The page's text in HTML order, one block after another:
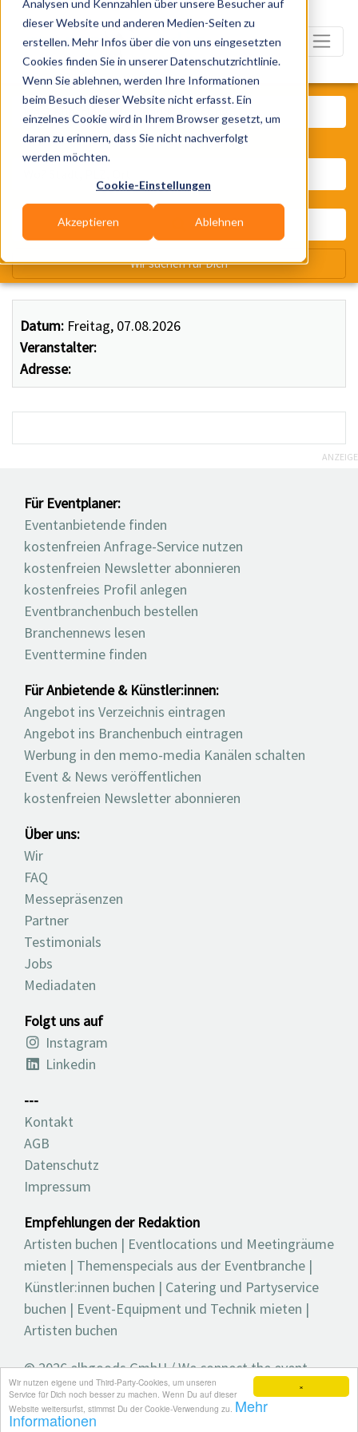
×
Wir nutzen eigene und Third-Party-Cookies, um unseren
Service für Dich noch besser zu machen. Wenn Du auf dieser
Website weitersurfst, stimmst Du der Cookie-Verwendung zu. Mehr
Informationen
Analysen und Kennzahlen über unsere Besucher auf
dieser Website und anderen Medien-Seiten zu
erstellen. Mehr Infos über die von uns eingesetzten
Cookies finden Sie in unserer Datenschutzrichtlinie.
Wenn Sie ablehnen, werden Ihre Informationen
beim Besuch dieser Website nicht erfasst. Ein
einzelnes Cookie wird in Ihrem Browser gesetzt, um
daran zu erinnern, dass Sie nicht nachverfolgt
werden möchten.
Cookie-Einstellungen
Akzeptieren Ablehnen
Datum: Freitag, 07.08.2026
Veranstalter:
Adresse:
Was? Künstler, Zelte, Bands,
Wir suchen für Dich
ANZEIGE
Für Eventplaner:
Eventanbietende finden
kostenfreien Anfrage-Service nutzen
kostenfreien Newsletter abonnieren
kostenfreies Profil anlegen
Eventbranchenbuch bestellen
Branchennews lesen
Eventtermine finden
Für Anbietende & Künstler:innen:
Angebot ins Verzeichnis eintragen
Angebot ins Branchenbuch eintragen
Werbung in den memo-media Kanälen schalten
Event & News veröffentlichen
kostenfreien Newsletter abonnieren
Über uns:
Wir
FAQ
Messepräsenzen
Partner
Testimonials
Jobs
Mediadaten
Folgt uns auf
Instagram
Linkedin
---
Kontakt
AGB
Datenschutz
Impressum
Empfehlungen der Redaktion
Artisten buchen | Eventlocations und Meetingräume
mieten | Themenspecials aus der Eventbranche |
Künstler:innen buchen | Catering und Partyservice
buchen | Event-Equipment und Technik mieten |
Artisten buchen
© 2026 elbgoods GmbH / We connect the event
industry / Medienvielfalt für die Eventplanung /
Eventbranchenbuch, Blog, Magazin und mehr